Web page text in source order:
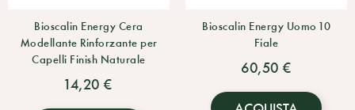
Bioscalin Energy Cera
Modellante Rinforzante per
Capelli Finish Naturale
14,20 €
Bioscalin Energy Uomo 10
Fiale
60,50 €